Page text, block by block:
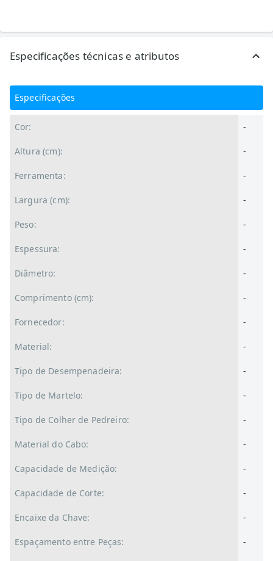
Especificações técnicas e atributos
Especificações
Cor: -
Altura (cm): -
Ferramenta: -
Largura (cm): -
Peso: -
Espessura: -
Diâmetro: -
Comprimento (cm): -
Fornecedor: -
Material: -
Tipo de Desempenadeira: -
Tipo de Martelo: -
Tipo de Colher de Pedreiro: -
Material do Cabo: -
Capacidade de Medição: -
Capacidade de Corte: -
Encaixe da Chave: -
Espaçamento entre Peças: -